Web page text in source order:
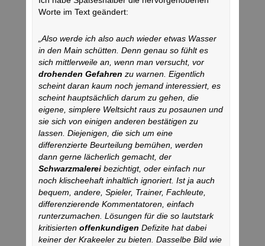
Worte im Text geändert:
„Also werde ich also auch wieder etwas Wasser
in den Main schütten. Denn genau so fühlt es
sich mittlerweile an, wenn man versucht, vor
drohenden Gefahren zu warnen. Eigentlich
scheint daran kaum noch jemand interessiert, es
scheint hauptsächlich darum zu gehen, die
eigene, simplere Weltsicht raus zu posaunen und
sie sich von einigen anderen bestätigen zu
lassen. Diejenigen, die sich um eine
differenzierte Beurteilung bemühen, werden
dann gerne lächerlich gemacht, der
Schwarzmalerei bezichtigt, oder einfach nur
noch klischeehaft inhaltlich ignoriert. Ist ja auch
bequem, andere, Spieler, Trainer, Fachleute,
differenzierende Kommentatoren, einfach
runterzumachen. Lösungen für die so lautstark
kritisierten offenkundigen Defizite hat dabei
keiner der Krakeeler zu bieten. Dasselbe Bild wie